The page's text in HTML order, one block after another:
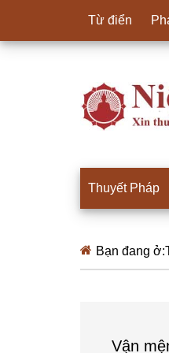
Từ điển
Thuyết Pháp
Bạn đang ở:
Vận